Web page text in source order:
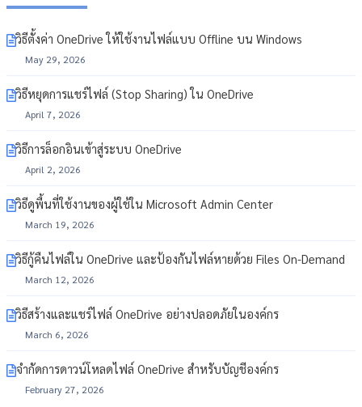
วิธีตั้งค่า OneDrive ให้ใช้งานไฟล์แบบ Offline บน Windows
May 29, 2026
วิธีหยุดการแชร์ไฟล์ (Stop Sharing) ใน OneDrive
April 7, 2026
วิธีการล็อกอินเข้าสู่ระบบ OneDrive
April 2, 2026
วิธีดูพื้นที่ใช้งานของผู้ใช้ใน Microsoft Admin Center
March 19, 2026
วิธีกู้คืนไฟล์ใน OneDrive และป้องกันไฟล์หายด้วย Files On-Demand
March 12, 2026
วิธีสร้างและแชร์ไฟล์ OneDrive อย่างปลอดภัยในองค์กร
March 6, 2026
จำกัดการดาวน์โหลดไฟล์ OneDrive สำหรับบัญชีองค์กร
February 27, 2026